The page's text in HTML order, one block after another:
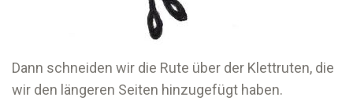
Dann schneiden wir die Rute über der Klettruten, die
wir den längeren Seiten hinzugefügt haben.